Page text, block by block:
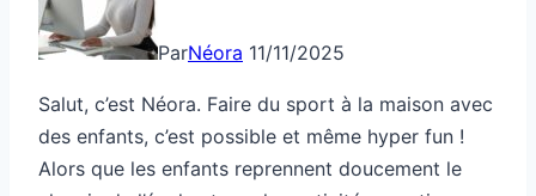
ParNéora 11/11/2025
Salut, c’est Néora. Faire du sport à la maison avec
des enfants, c’est possible et même hyper fun !
Alors que les enfants reprennent doucement le